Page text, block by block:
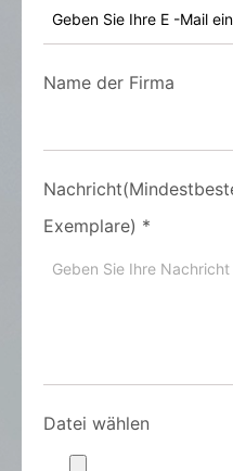
Name der Firma
Exemplare) *
Datei wählen